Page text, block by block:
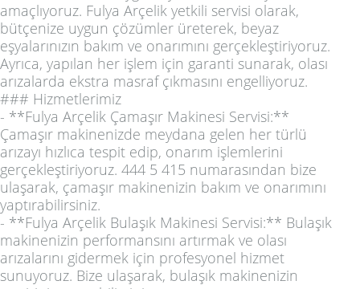
amaçlıyoruz. Fulya Arçelik yetkili servisi olarak,
bütçenize uygun çözümler üreterek, beyaz
eşyalarınızın bakım ve onarımını gerçekleştiriyoruz.
Ayrıca, yapılan her işlem için garanti sunarak, olası
arızalarda ekstra masraf çıkmasını engelliyoruz.
### Hizmetlerimiz
- **Fulya Arçelik Çamaşır Makinesi Servisi:**
Çamaşır makinenizde meydana gelen her türlü
arızayı hızlıca tespit edip, onarım işlemlerini
gerçekleştiriyoruz. 444 5 415 numarasından bize
ulaşarak, çamaşır makinenizin bakım ve onarımını
yaptırabilirsiniz.
- **Fulya Arçelik Bulaşık Makinesi Servisi:** Bulaşık
makinenizin performansını artırmak ve olası
arızalarını gidermek için profesyonel hizmet
sunuyoruz. Bize ulaşarak, bulaşık makinenizin